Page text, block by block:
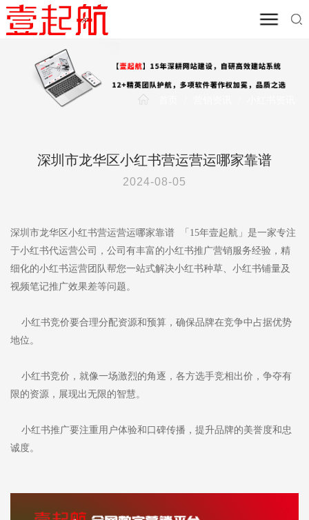
深圳市龙华区小红书营运营运哪家靠谱
2024-08-05
深圳市龙华区小红书营运营运哪家靠谱 「15年壹起航」是一家专注
于小红书代运营公司，公司有丰富的小红书推广营销服务经验，精
细化的小红书运营团队帮您一站式解决小红书种草、小红书铺量及
视频笔记推广效果差等问题。
小红书竞价要合理分配资源和预算，确保品牌在竞争中占据优势
地位。
小红书竞价，就像一场激烈的角逐，各方选手竞相出价，争夺有
限的资源，展现出无限的智慧。
小红书推广要注重用户体验和口碑传播，提升品牌的美誉度和忠
诚度。